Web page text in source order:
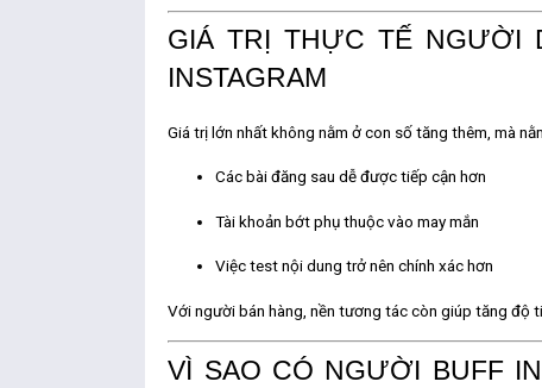
GIÁ TRỊ THỰC TẾ NGƯỜI
INSTAGRAM
Giá trị lớn nhất không nằm ở con số tăng thêm, mà
Các bài đăng sau dễ được tiếp cận hơn
Tài khoản bớt phụ thuộc vào may mắn
Việc test nội dung trở nên chính xác hơn
Với người bán hàng, nền tương tác còn giúptăng độ
VÌ SAO CÓ NGƯỜI BUFF